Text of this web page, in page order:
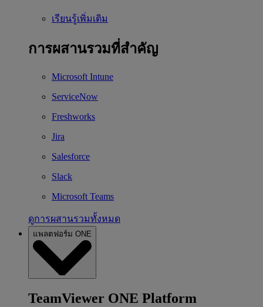
เรียนรู้เพิ่มเติม
การผสานรวมที่สำคัญ
Microsoft Intune
ServiceNow
Freshworks
Jira
Salesforce
Slack
Microsoft Teams
ดูการผสานรวมทั้งหมด
แพลตฟอร์ม ONE
TeamViewer ONE Platform